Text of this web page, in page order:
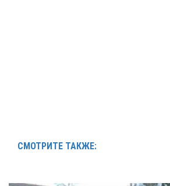
СМОТРИТЕ ТАКЖЕ: